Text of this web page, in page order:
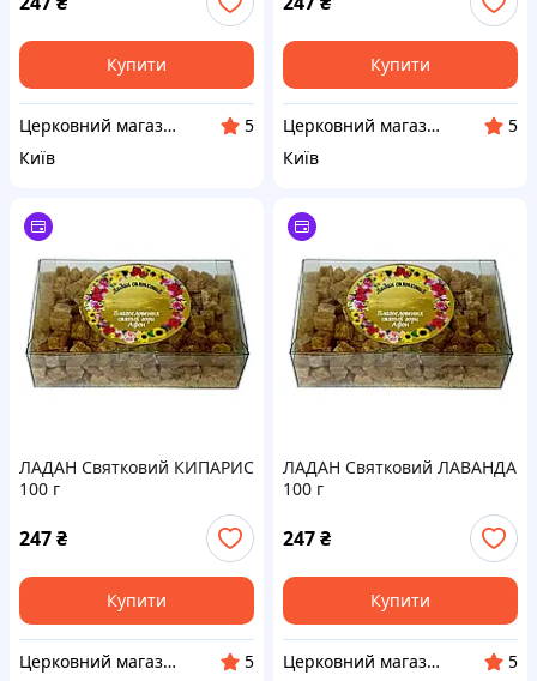
Купити
Церковний магазин "АФОН"
5
Київ
Купити
Церковний магазин "АФОН"
5
Київ
ЛАДАН Святковий КИПАРИС
100 г
247₴
Купити
Церковний магазин "АФОН"
5
ЛАДАН Святковий ЛАВАНДА
100 г
247₴
Купити
Церковний магазин "АФОН"
5